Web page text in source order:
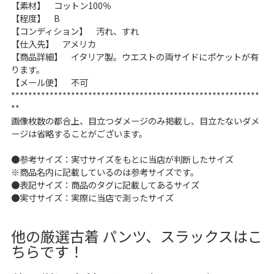
【素材】 コットン100％
【程度】 B
【コンディション】 汚れ、すれ
【仕入先】 アメリカ
【商品詳細】 イタリア製。ウエストの両サイドにポケットが有
ります。
【メール便】 不可
**********************************************************
**
画像枚数の都合上、目立つダメージのみ掲載し、目立たないダメ
ージは省略することがございます。
●参考サイズ：実寸サイズをもとに当店が判断したサイズ
※商品名内に記載しているのは参考サイズです。
●表記サイズ：商品のタグに記載してあるサイズ
●実寸サイズ：実際に当店で測ったサイズ
他の厳選古着 パンツ、スラックスはこ
ちらです！